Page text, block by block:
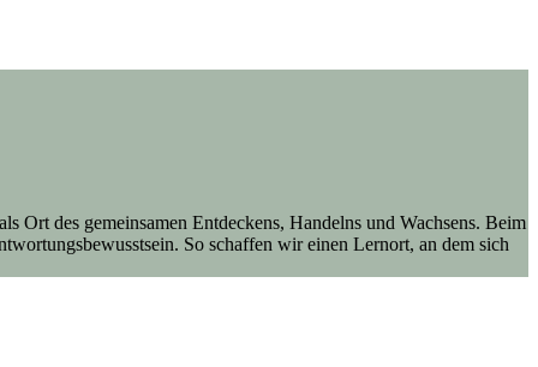
Ort des gemeinsamen Entdeckens, Handelns und Wachsens. Beim
So schaffen wir einen Lernort, an dem sich